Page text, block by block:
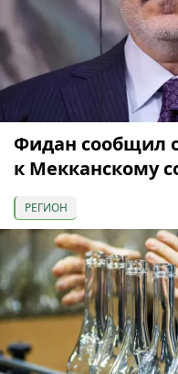
Фидан сообщил
к Мекканскому
РЕГИОН